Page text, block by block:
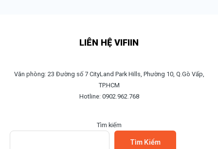
LIÊN HỆ VIFIIN
Văn phòng: 23 Đường số 7 CityLand Park Hills, Phường 10, Q.Gò Vấp,
TP.HCM
Hotline: 0902.962.768
Tìm kiếm
Tìm Kiếm